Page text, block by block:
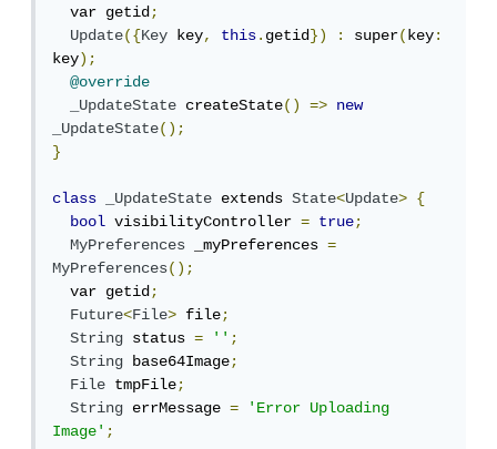
  var getid
;
Update({Key key, this.getid}) : super(key:
key);
@override
_UpdateState createState() =>
new
_UpdateState();
}
class _UpdateState extends State<Update>
{
bool visibilityController = true;
MyPreferences
_myPreferences =
MyPreferences();
  var getid
;
Future<File> file;
String status = '';
String base64Image;
File tmpFile;
String errMessage =
'Error Uploading
Image';